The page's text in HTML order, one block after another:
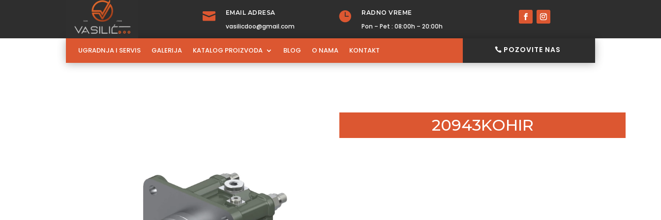
 EMAIL ADRESA
vasilicdoo@gmail.com
 RADNO VREME
Pon – Pet : 08:00h – 20:00h
UGRADNJA I SERVIS GALERIJA KATALOG PROIZVODA BLOG O NAMA KONTAKT POZOVITE NAS
20943KOHIR